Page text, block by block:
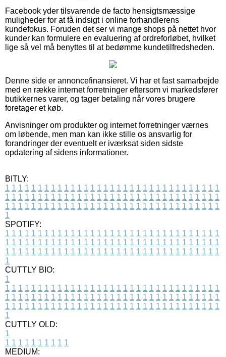
Facebook yder tilsvarende de facto hensigtsmæssige
muligheder for at få indsigt i online forhandlerens
kundefokus. Foruden det ser vi mange shops på nettet hvor
kunder kan formulere en evaluering af ordreforløbet, hvilket
lige så vel må benyttes til at bedømme kundetilfredsheden.
Denne side er annoncefinansieret. Vi har et fast samarbejde
med en række internet forretninger eftersom vi markedsfører
butikkernes varer, og tager betaling når vores brugere
foretager et køb.
Anvisninger om produkter og internet forretninger værnes
om løbende, men man kan ikke stille os ansvarlig for
forandringer der eventuelt er iværksat siden sidste
opdatering af sidens informationer.
BITLY:
1 1 1 1 1 1 1 1 1 1 1 1 1 1 1 1 1 1 1 1 1 1 1 1 1 1 1 1 1 1 1 1 1
1 1 1 1 1 1 1 1 1 1 1 1 1 1 1 1 1 1 1 1 1 1 1 1 1 1 1 1 1 1 1 1 1
1 1 1 1 1 1 1 1 1 1 1 1 1 1 1 1 1 1 1 1 1 1 1 1 1 1 1 1 1 1 1 1 1
1
SPOTIFY:
1 1 1 1 1 1 1 1 1 1 1 1 1 1 1 1 1 1 1 1 1 1 1 1 1 1 1 1 1 1 1 1 1
1 1 1 1 1 1 1 1 1 1 1 1 1 1 1 1 1 1 1 1 1 1 1 1 1 1 1 1 1 1 1 1 1
1 1 1 1 1 1 1 1 1 1 1 1 1 1 1 1 1 1 1 1 1 1 1 1 1 1 1 1 1 1 1 1 1
1
CUTTLY BIO:
1
1 1 1 1 1 1 1 1 1 1 1 1 1 1 1 1 1 1 1 1 1 1 1 1 1 1 1 1 1 1 1 1 1
1 1 1 1 1 1 1 1 1 1 1 1 1 1 1 1 1 1 1 1 1 1 1 1 1 1 1 1 1 1 1 1 1
1 1 1 1 1 1 1 1 1 1 1 1 1 1 1 1 1 1 1 1 1 1 1 1 1 1 1 1 1 1 1 1 1
1
CUTTLY OLD:
1
1 1 1 1 1 1 1 1 1 1
MEDIUM: